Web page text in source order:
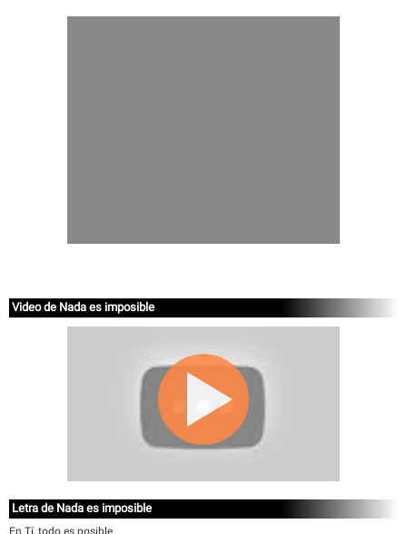
Video de Nada es imposible
Letra de Nada es imposible
En Tí, todo es posible